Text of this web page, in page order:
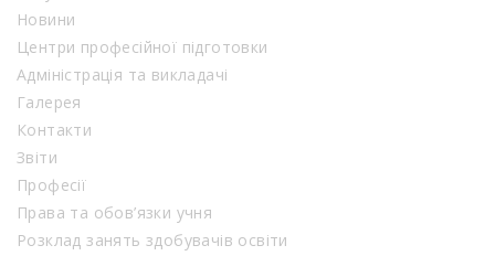
Новини
Центри професійної підготовки
Адміністрація та викладачі
Галерея
Контакти
Звіти
Професії
Права та обов’язки учня
Розклад занять здобувачів освіти